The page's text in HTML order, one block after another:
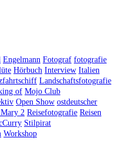
Engelmann Fotograf fotografie
Hörbuch Interview Italien
Landschaftsfotografie
of Mojo Club
Open Show ostdeutscher
2 Reisefotografie Reisen
Stilpirat
Workshop